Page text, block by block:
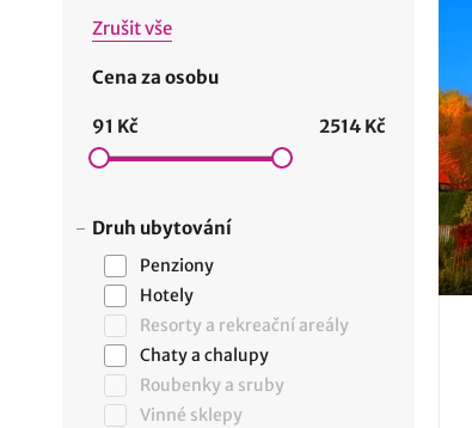
Zrušit vše
Cena za osobu
91 Kč 2514 Kč
Druh ubytování
Penziony
Hotely
Resorty a rekreační areály
Chaty a chalupy
Roubenky a sruby
Vinné sklepy